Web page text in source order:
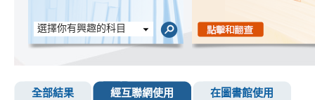
選擇你有興趣的科目
全部結果 經互聯網使用 在圖書館使用